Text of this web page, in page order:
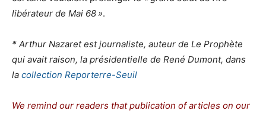
libérateur de Mai 68».
* Arthur Nazaret est journaliste, auteur de Le Prophète
qui avait raison, la présidentielle de René Dumont, dans
la collection Reporterre-Seuil
We remind our readers that publication of articles on our